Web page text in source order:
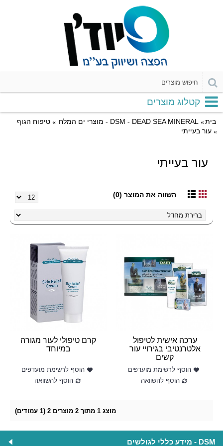
קטלוג מוצרים
בית DSM - DEAD SEA MINERAL - מוצרי ים המלח
טיפוח הגוף
עור בעייתי
עור בעייתי
השווה את המוצר (0)
ערכה אישית לטיפול
אלטרנטיבי בגירויי עור
קשים
הוסף לרשימת מועדפים
הוסף להשוואה
קרם טיפולי לעור מגורה
במיוחד
הוסף לרשימת מועדפים
הוסף להשוואה
מוצג 1 מתוך 2 מוצרים 2 (1 עמודים)
DSM - מידע כללי לגולשים